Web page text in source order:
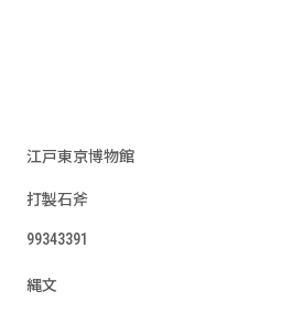
江戸東京博物館
打製石斧
99343391
縄文